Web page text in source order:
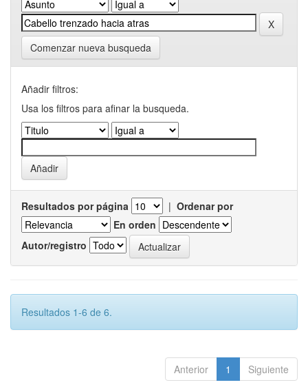
Comenzar nueva busqueda
Añadir filtros:
Usa los filtros para afinar la busqueda.
Resultados por página | Ordenar por
En orden
Autor/registro
Resultados 1-6 de 6.
Anterior 1 Siguiente